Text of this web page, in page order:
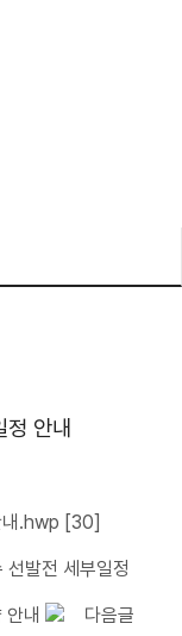
안내
내.hwp [30]
발전 세부일정
내
다음글